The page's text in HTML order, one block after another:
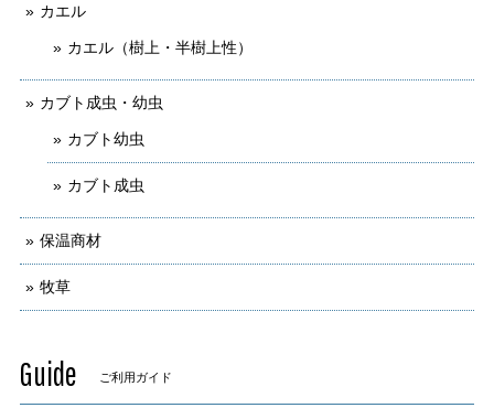
カエル
カエル（樹上・半樹上性）
カブト成虫・幼虫
カブト幼虫
カブト成虫
保温商材
牧草
Guide ご利用ガイド